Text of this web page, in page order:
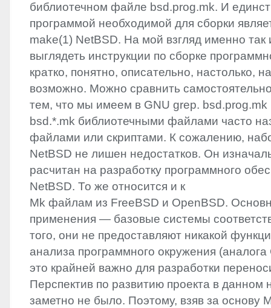
библиотечном файле bsd.prog.mk. И
программой необходимой для сборки
make(1) NetBSD. На мой взгляд именно
выглядеть инструкции по сборке
кратко, понятно, описательно, настолько,
возможно. Можно сравнить
тем, что мы имеем в GNU grep. bsd.prog.mk
bsd.*.mk библиотечными файлами часто
файлами или скриптами. К сожалению,
NetBSD не лишен недостатков. Он
расчитан на разработку программного
NetBSD. То же относится и к
Mk файлам из FreeBSD и OpenBSD.
применения — базовые системы
того, они не предоставляют никакой
анализа программного окружения (аналога
это крайней важно для разработки
Перспектив по развитию проекта в данном
заметно не было. Поэтому, взяв за оcнову